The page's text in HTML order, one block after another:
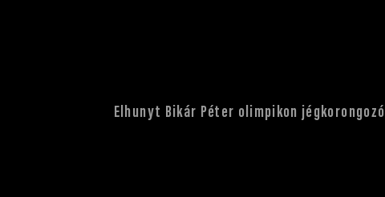
Elhunyt Bikár Péter olimpikon jégkorongozó